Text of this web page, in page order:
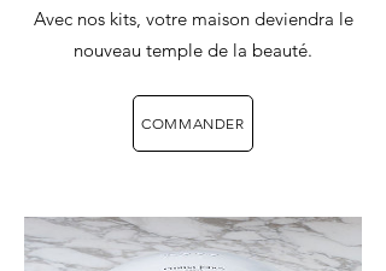
Avec nos kits, votre maison deviendra le
nouveau temple de la beauté.
COMMANDER